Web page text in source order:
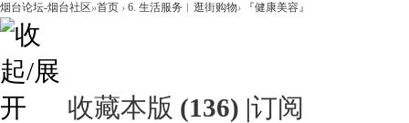
烟台论坛-烟台社区»首页 › 6. 生活服务︱逛街购物› 『健康美容』
收藏本版 (136) |订阅